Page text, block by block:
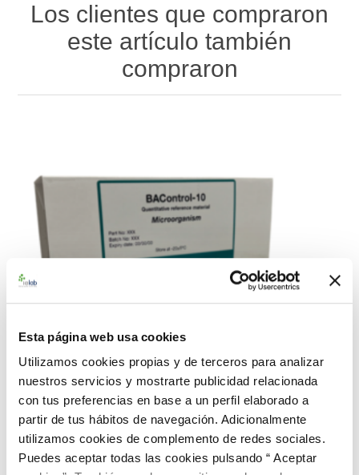
Esta página web usa cookies
Utilizamos cookies propias y de terceros para analizar
nuestros servicios y mostrarte publicidad relacionada
con tus preferencias en base a un perfil elaborado a
partir de tus hábitos de navegación. Adicionalmente
utilizamos cookies de complemento de redes sociales.
Puedes aceptar todas las cookies pulsando “ Aceptar
Los clientes que compraron
este artículo también
compraron
990184 BACredi BC-10 Rango Bajo P.